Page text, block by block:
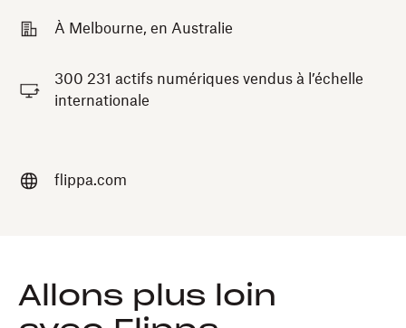
À Melbourne, en Australie
300 231 actifs numériques vendus à l’échelle
internationale
flippa.com
Allons plus loin